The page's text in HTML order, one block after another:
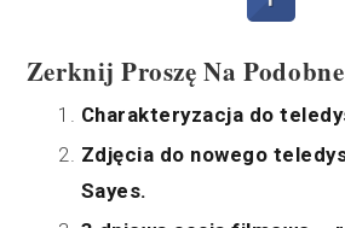
Zerknij Proszę Na
Charakteryzacja do
Zdjęcia do nowego
Sayes.